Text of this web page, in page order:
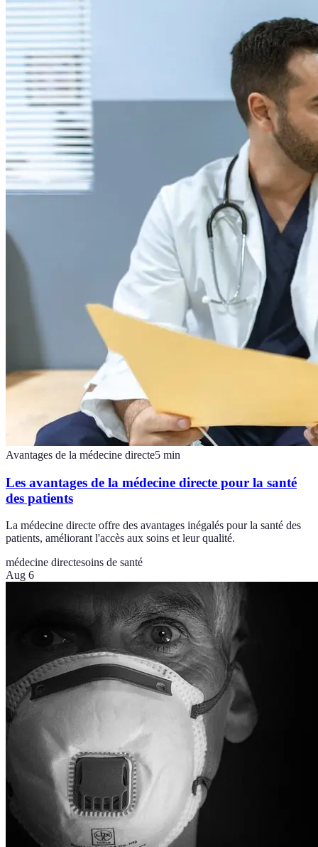
Avantages de la médecine directe5 min
Les avantages de la médecine directe pour la santé
des patients
La médecine directe offre des avantages inégalés pour la santé des
patients, améliorant l'accès aux soins et leur qualité.
médecine directesoins de santé
Aug 6